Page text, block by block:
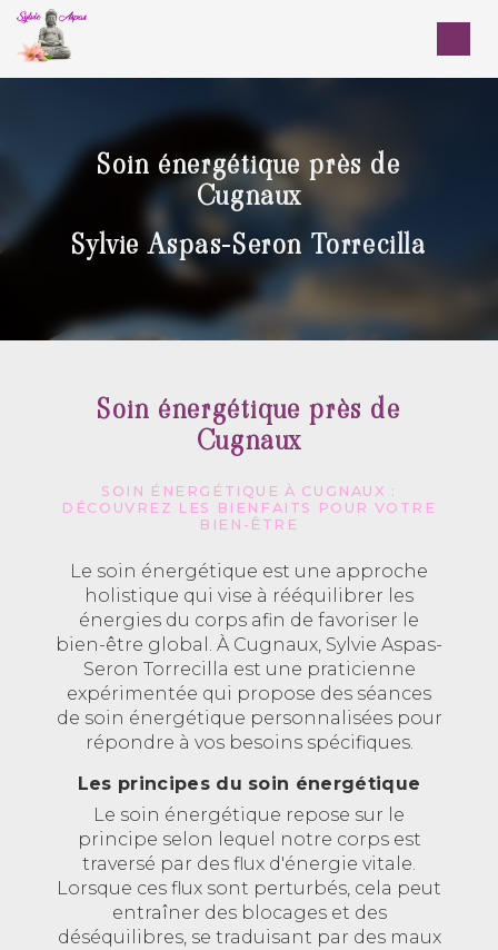
Soin énergétique près de
Cugnaux
Sylvie Aspas-Seron Torrecilla
Soin énergétique près de
Cugnaux
SOIN ÉNERGÉTIQUE À CUGNAUX :
DÉCOUVREZ LES BIENFAITS POUR VOTRE
BIEN-ÊTRE
Le soin énergétique est une approche
holistique qui vise à rééquilibrer les
énergies du corps afin de favoriser le
bien-être global. À Cugnaux, Sylvie Aspas-
Seron Torrecilla est une praticienne
expérimentée qui propose des séances
de soin énergétique personnalisées pour
répondre à vos besoins spécifiques.
Les principes du soin énergétique
Le soin énergétique repose sur le
principe selon lequel notre corps est
traversé par des flux d'énergie vitale.
Lorsque ces flux sont perturbés, cela peut
entraîner des blocages et des
déséquilibres, se traduisant par des maux
Panneau de gestion des cookies